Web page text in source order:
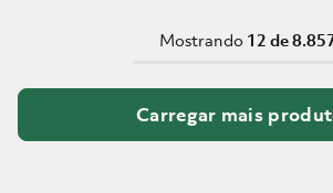
Mostrando 12 de